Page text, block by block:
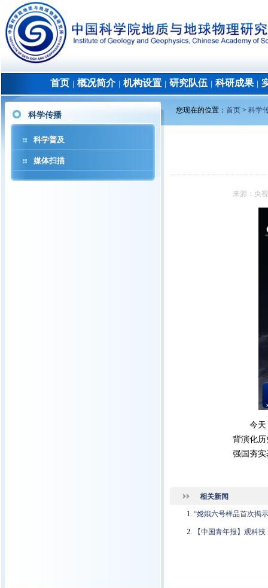
首页 概况简介│ 机构设置 研究队伍 科研成果│
科学传播
科学普及
媒体扫描
您现在的位置： 首页 > 科学
来源： 央
今天
背演化
强国夯实
相关新闻
“嫦娥六号样品首次揭
【中国青年报】观科